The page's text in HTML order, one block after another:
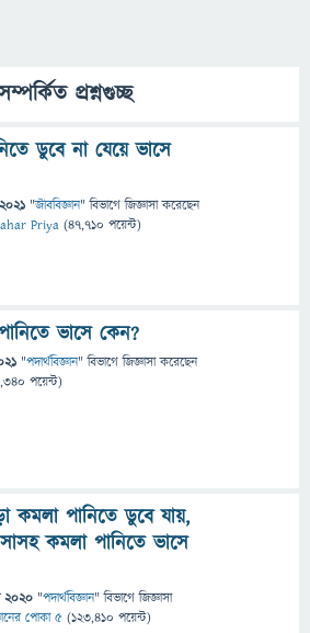
প্রশ্নগুচ্ছ
ডুবে না যেয়ে ভাসে
"জীববিজ্ঞান" বিভাগে জিজ্ঞাসাকরেছেন
Priya (47,710 পয়েন্ট)
ভাসে কেন?
"পদার্থবিজ্ঞান" বিভাগে জিজ্ঞাসাকরেছেন
পয়েন্ট)
কমলা পানিতে ডুবে যায়,
কমলা পানিতে ভাসে
2020 "পদার্থবিজ্ঞান" বিভাগে জিজ্ঞাসা
পোকা ৫ (123,410 পয়েন্ট)